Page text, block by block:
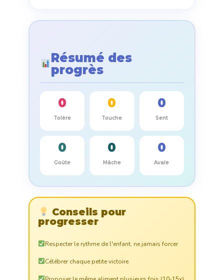
Résumé des
progrès
0
Tolère
0
Touche
0
Sent
0
Goûte
0
Mâche
0
Avale
Conseils pour
progresser
Respecter le rythme de l'enfant, ne jamais forcer
Célébrer chaque petite victoire